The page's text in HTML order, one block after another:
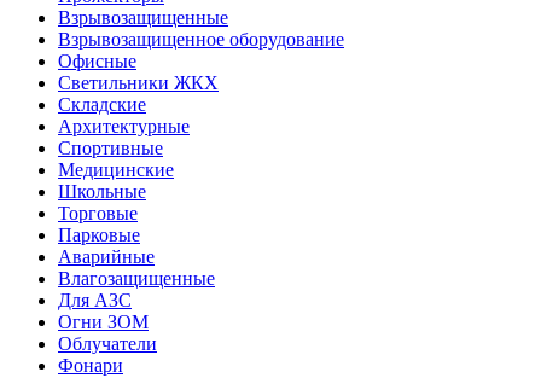
Взрывозащищенные
Взрывозащищенное оборудование
Офисные
Cветильники ЖКХ
Складские
Архитектурные
Спортивные
Медицинские
Школьные
Торговые
Парковые
Аварийные
Влагозащищенные
Для АЗС
Огни ЗОМ
Облучатели
Фонари